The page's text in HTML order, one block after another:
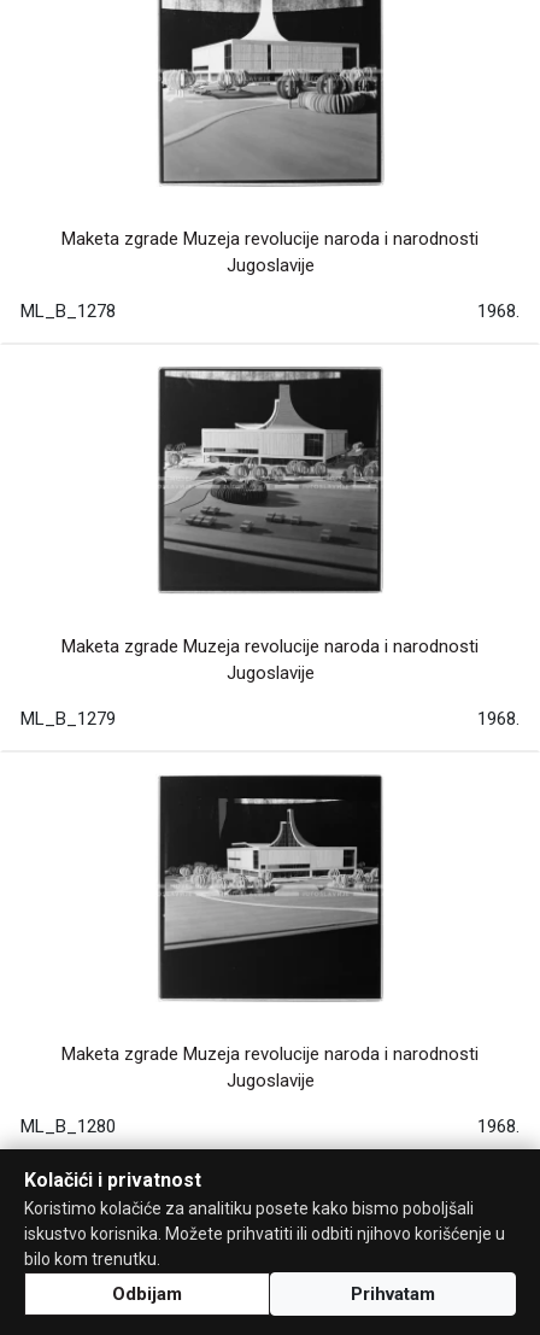
Maketa zgrade Muzeja revolucije naroda i narodnosti
Jugoslavije
ML_B_1278 1968.
Maketa zgrade Muzeja revolucije naroda i narodnosti
Jugoslavije
ML_B_1279 1968.
Maketa zgrade Muzeja revolucije naroda i narodnosti
Jugoslavije
ML_B_1280 1968.
Kolačići i privatnost
Koristimo kolačiće za analitiku posete kako bismo poboljšali
iskustvo korisnika. Možete prihvatiti ili odbiti njihovo korišćenje u
bilo kom trenutku.
Odbijam Prihvatam